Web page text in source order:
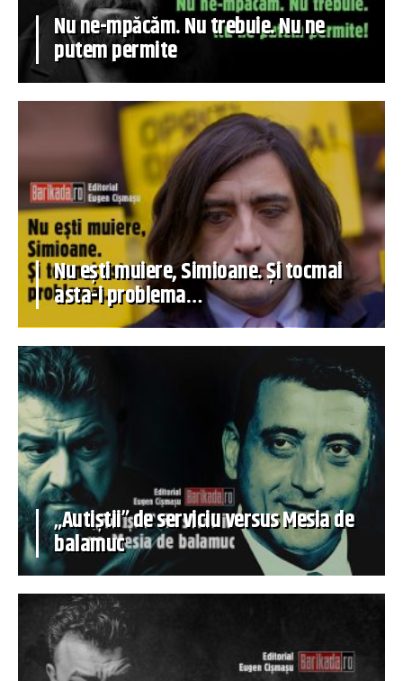
Nu ne-mpăcăm. Nu trebuie. Nu ne
putem permite
Nu ești muiere, Simioane. Și tocmai
asta-i problema…
„Autiștii” de serviciu versus Mesia de
balamuc